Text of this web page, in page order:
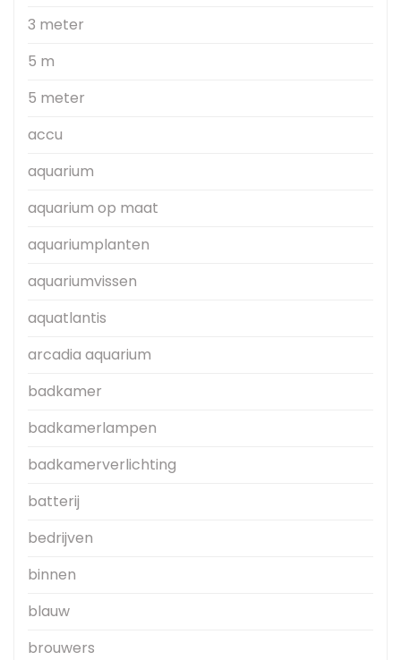
3 meter
5 m
5 meter
accu
aquarium
aquarium op maat
aquariumplanten
aquariumvissen
aquatlantis
arcadia aquarium
badkamer
badkamerlampen
badkamerverlichting
batterij
bedrijven
binnen
blauw
brouwers